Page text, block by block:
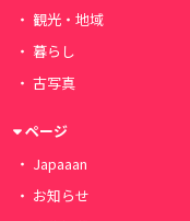
観光・地域
暮らし
古写真
ページ
Japaaan
お知らせ